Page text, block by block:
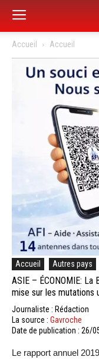
Accueil Accueil
Accueil Autres pays
ASIE – ÉCONOMIE:
mise sur les mutations
Journaliste : Rédaction
La source : Gavroche
Date de publication : 26/
Le rapport annuel